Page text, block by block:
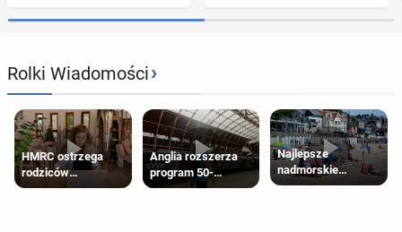
Rolki Wiadomości›
HMRC ostrzega
rodziców
pobierających Child
Anglia rozszerza
program 50-
procentowych
Najlepsze
nadmorskie
miasteczko blisko